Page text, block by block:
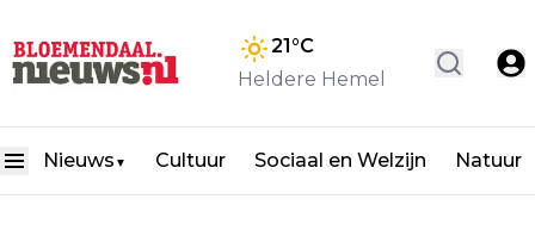
21°C
Heldere Hemel
Nieuws ▼ Cultuur Sociaal en Welzijn Natuur